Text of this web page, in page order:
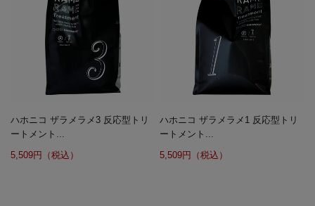
ハホニコ ザラメラメ3 反応型トリ
ートメント...
5,509円（税込）
ハホニコ ザラメラメ1 反応型トリ
ートメント...
5,509円（税込）